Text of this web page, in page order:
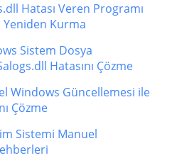
Hatası Veren Programı
Yeniden Kurma
Sistem Dosya
Hatasını Çözme
Windows Güncellemesi ile
Çözme
Sistemi Manuel